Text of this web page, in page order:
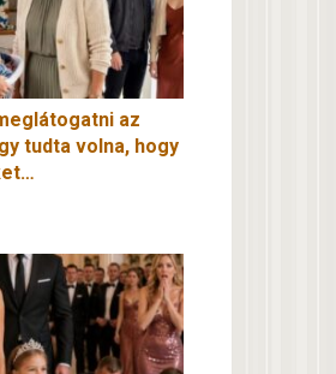
az
tudta volna, hogy